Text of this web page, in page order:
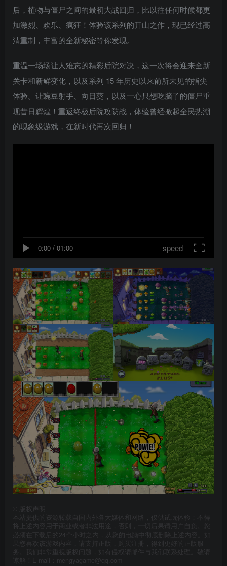
后，植物与僵尸之间的最初大战回归，比以往任何时候都更
加激烈、欢乐、疯狂！体验该系列的开山之作，现已经过高
清重制，丰富的全新秘密等你发现。
重温一场场让人难忘的精彩后院对决，这一次将会迎来全新
关卡和新鲜变化，以及系列 15 年历史以来前所未见的指尖
体验。让豌豆射手、向日葵，以及一心只想吃脑子的僵尸重
现昔日辉煌！重返终极后院攻防战，体验曾经掀起全民热潮
的现象级游戏，在新时代再次回归！
0:00 / 01:00 speed
版权声明
本站提供的资源转载自国内外各大媒体和网络，仅供试玩体验；不得
将上述内容用于商业或者非法用途，否则，一切后果请用户自负。您
必须在下载后的24个小时之内，从您的电脑中彻底删除上述内容。如
果您喜欢该游戏内容，请支持正版，购买注册，得到更好的正版服
务。我们非常重视版权问题，如有侵权请邮件与我们联系处理。敬请
谅解！E-mail：mengyagame@qq.com